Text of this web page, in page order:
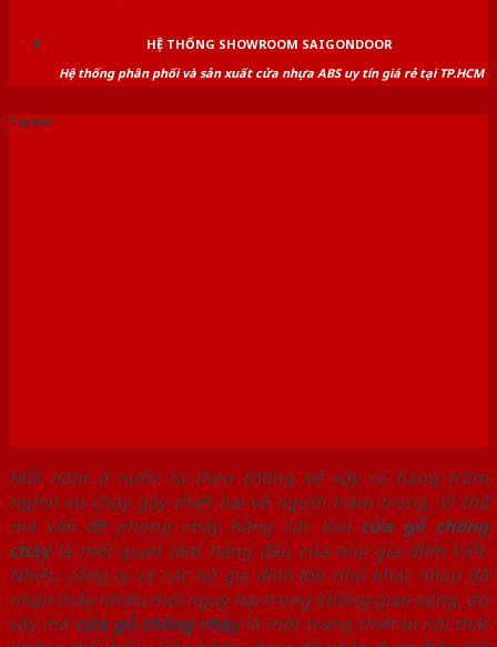
HỆ THỐNG SHOWROOM SAIGONDOOR
Hệ thống phân phối và sản xuất cửa nhựa ABS uy tín giá rẻ tại TP.HCM
Tin tức
Mỗi năm ở nước ta theo thống kê xảy ra hàng trăm
nghìn vụ cháy gây thiệt hại về người trầm trọng. Vì thế
mà vấn đề phòng cháy bằng các loại cửa gỗ chống
cháylà mối quan tâm hàng đầu của mọi gia đình Việt.
Nhiều công ty và các hộ gia đình lớn nhỏ khác nhau đã
nhận thấy nhiều mối nguy hại trong không gian sống, do
vậy mà cửa gỗ chống cháy là một trang thiết bị nội thất